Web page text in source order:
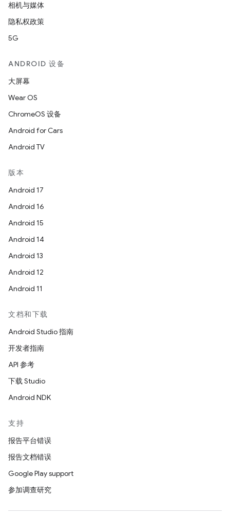
相机与媒体
隐私权政策
5G
ANDROID 设备
大屏幕
Wear OS
ChromeOS 设备
Android for Cars
Android TV
版本
Android 17
Android 16
Android 15
Android 14
Android 13
Android 12
Android 11
文档和下载
Android Studio 指南
开发者指南
API 参考
下载 Studio
Android NDK
支持
报告平台错误
报告文档错误
Google Play support
参加调查研究